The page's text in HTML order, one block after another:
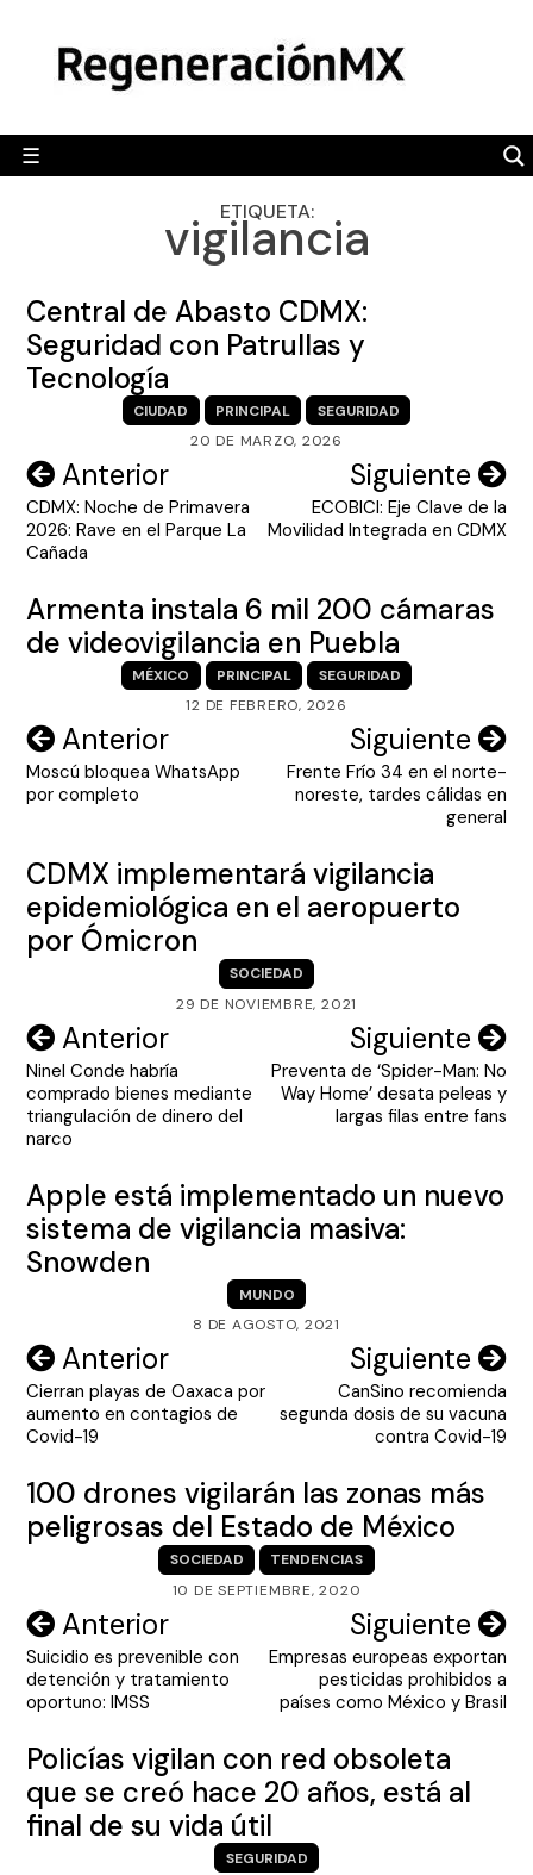
content
☰
POLÍTICA
CAMALEÓN
OPINIÓN
ENGLISH SECTION
ETIQUETA:
vigilancia
Central de Abasto CDMX:
Seguridad con Patrullas y
Tecnología
CIUDAD PRINCIPAL
SEGURIDAD
20 DE MARZO, 2026
Navegación
de
entradas
Anterior
CDMX: Noche de Primavera
2026: Rave en el Parque La
Cañada
Siguiente
ECOBICI: Eje Clave de la
Movilidad Integrada en CDMX
Armenta instala 6 mil 200 cámaras
de videovigilancia en Puebla
MÉXICO PRINCIPAL
SEGURIDAD
12 DE FEBRERO, 2026
Navegación
de
Anterior
Moscú bloquea WhatsApp
por completo
Siguiente
Frente Frío 34 en el norte-
noreste, tardes cálidas en
general
CDMX implementará vigilancia
epidemiológica en el aeropuerto
por Ómicron
SOCIEDAD
29 DE NOVIEMBRE, 2021
Navegación
de
entradas
Anterior
Ninel Conde habría
comprado bienes mediante
triangulación de dinero del
narco
Siguiente
Preventa de ‘Spider-Man: No
Way Home’ desata peleas y
largas filas entre fans
Apple está implementado un nuevo
sistema de vigilancia masiva:
Snowden
MUNDO
8 DE AGOSTO, 2021
Navegación
de
entradas
Anterior
Cierran playas de Oaxaca por
aumento en contagios de
Covid-19
Siguiente
CanSino recomienda
segunda dosis de su vacuna
contra Covid-19
100 drones vigilarán las zonas más
peligrosas del Estado de México
SOCIEDAD
TENDENCIAS
10 DE SEPTIEMBRE, 2020
Navegación
de
entradas
Anterior
Suicidio es prevenible con
detención y tratamiento
oportuno: IMSS
Siguiente
Empresas europeas exportan
pesticidas prohibidos a
países como México y Brasil
Policías vigilan con red obsoleta
que se creó hace 20 años, está al
final de su vida útil
SEGURIDAD